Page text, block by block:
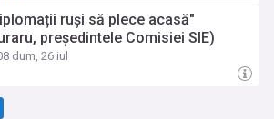
ruși să plece acasă"
președintele Comisiei SIE)
dum, 26 iul